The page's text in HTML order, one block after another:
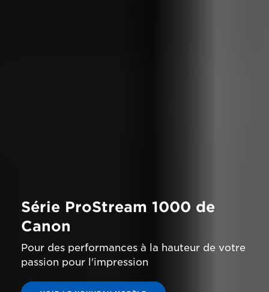
Série ProStream 1000 de
Canon
Pour des performances à la hauteur de votre
passion pour l'impression